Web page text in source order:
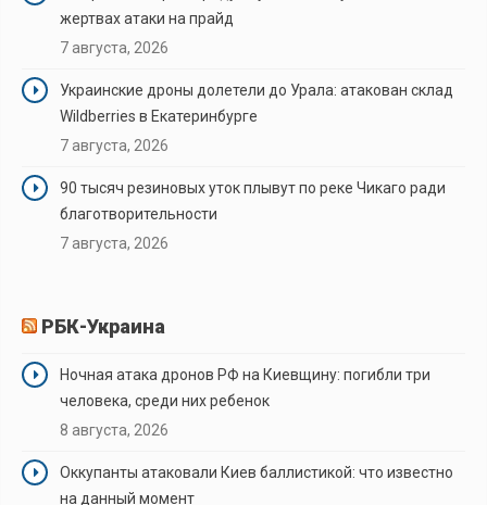
жертвах атаки на прайд
7 августа, 2026
Украинские дроны долетели до Урала: атакован склад
Wildberries в Екатеринбурге
7 августа, 2026
90 тысяч резиновых уток плывут по реке Чикаго ради
благотворительности
7 августа, 2026
РБК-Украина
Ночная атака дронов РФ на Киевщину: погибли три
человека, среди них ребенок
8 августа, 2026
Оккупанты атаковали Киев баллистикой: что известно
на данный момент